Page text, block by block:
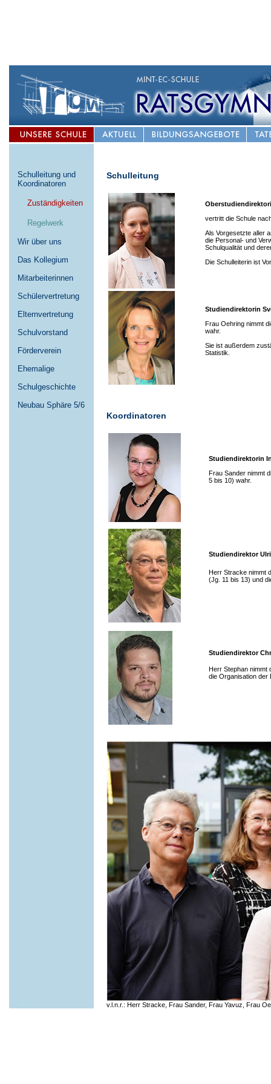
Schulleitung und
Koordinatoren
Zuständigkeiten
Regelwerk
Wir über uns
Das Kollegium
Mitarbeiterinnen
Schülervertretung
Elternvertretung
Schulvorstand
Förderverein
Ehemalige
Schulgeschichte
Neubau Sphäre 5/6
Schulleitung
vertritt die Schule
Als Vorgesetzte aller
die Personal- und
Schulqualität und
Die Schulleiterin ist
Studiendirektorin
Frau Oehring nimmt
wahr.
Sie ist außerdem
Statistik.
Koordinatoren
Studiendirektorin
Frau Sander nimmt
5 bis 10) wahr.
Studiendirektor
Herr Stracke nimmt
(Jg. 11 bis 13) und
Studiendirektor
Herr Stephan nimmt
die Organisation der
v.l.n.r.: Herr Stracke, Frau Sander, Frau Yavuz, Frau